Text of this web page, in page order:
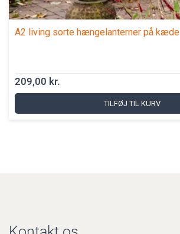
A2 living sorte hængelanterner på kæde
209,00 kr.
TILFØJ TIL KURV